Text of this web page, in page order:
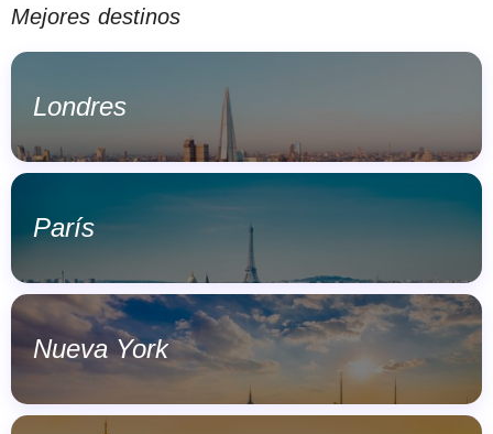
Mejores destinos
Londres
París
Nueva York